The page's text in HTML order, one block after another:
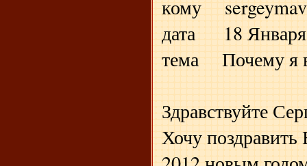
кому
дата 18 Января
тема Почему я
Здравствуйте
Хочу поздравить